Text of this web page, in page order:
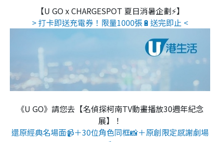
【U GO x CHARGESPOT 夏日消暑企劃⚡】
> 打卡即送充電券！限量1000張🔋送完即止 <
《U GO》請您去【名偵探柯南TV動畫播放30週年紀念
展】！
還原經典名場面📹＋30位角色同框📸＋原創限定感謝劇場